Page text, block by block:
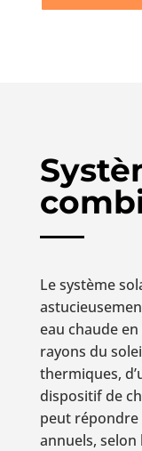
Le système
eau chaude
rayons du
thermiques,
dispositif de
peut répondre
annuels, selon